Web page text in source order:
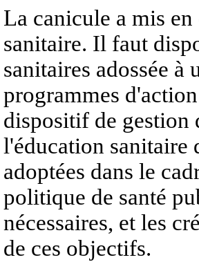
La canicule a mis
sanitaire. Il faut
sanitaires adossée
programmes
dispositif de gestion
l'éducation sanitaire
adoptées dans le
politique de santé
nécessaires, et les
de ces objectifs.